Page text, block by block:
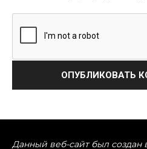
Данный веб-сайт был создан